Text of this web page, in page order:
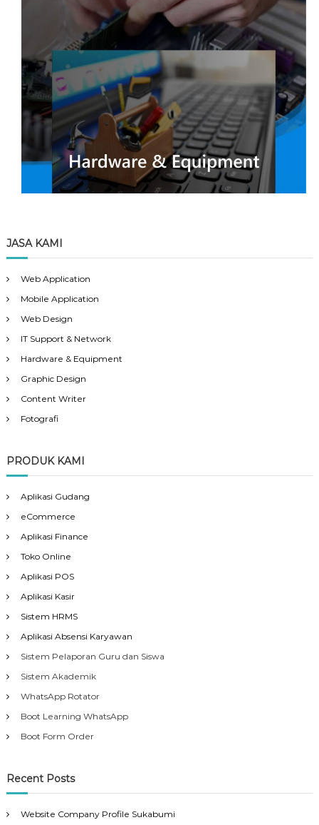
JASA KAMI
Web Application
Mobile Application
Web Design
IT Support & Network
Hardware & Equipment
Graphic Design
Content Writer
Fotografi
PRODUK KAMI
Aplikasi Gudang
eCommerce
Aplikasi Finance
Toko Online
Aplikasi POS
Aplikasi Kasir
Sistem HRMS
Aplikasi Absensi Karyawan
Sistem Pelaporan Guru dan Siswa
Sistem Akademik
WhatsApp Rotator
Boot Learning WhatsApp
Boot Form Order
Recent Posts
Website Company Profile Sukabumi